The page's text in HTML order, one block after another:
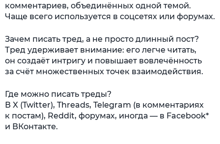
комментариев, объединённых одной темой.
Чаще всего используется в соцсетях или форумах.
Зачем писать тред, а не просто длинный пост?
Тред удерживает внимание: его легче читать,
он создаёт интригу и повышает вовлечённость
за счёт множественных точек взаимодействия.
Где можно писать треды?
В X (Twitter), Threads, Telegram (в комментариях
к постам), Reddit, форумах, иногда — в Facebook*
и ВКонтакте.